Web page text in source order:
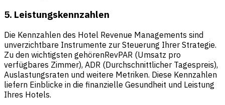
5. Leistungskennzahlen
Die Kennzahlen des Hotel Revenue Managements sind
unverzichtbare Instrumente zur Steuerung Ihrer Strategie.
Zu den wichtigsten gehörenRevPAR (Umsatz pro
verfügbares Zimmer), ADR (Durchschnittlicher Tagespreis),
Auslastungsraten und weitere Metriken. Diese Kennzahlen
liefern Einblicke in die finanzielle Gesundheit und Leistung
Ihres Hotels.